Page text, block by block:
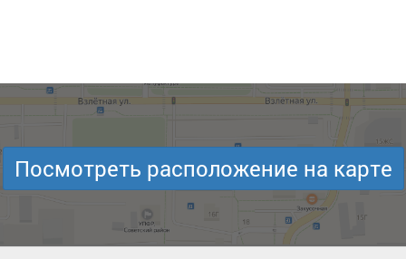
Посмотреть расположение на карте